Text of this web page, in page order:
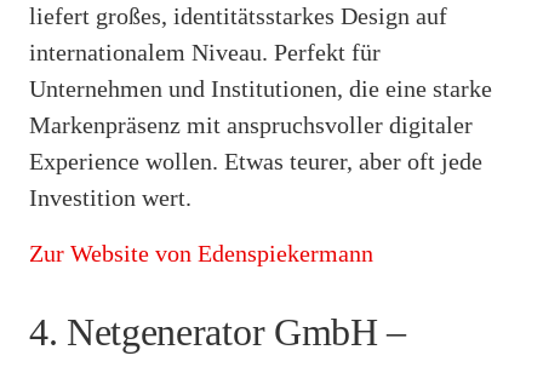
liefert großes, identitätsstarkes Design auf
internationalem Niveau. Perfekt für
Unternehmen und Institutionen, die eine starke
Markenpräsenz mit anspruchsvoller digitaler
Experience wollen. Etwas teurer, aber oft jede
Investition wert.
Zur Website von Edenspiekermann
4. Netgenerator GmbH –